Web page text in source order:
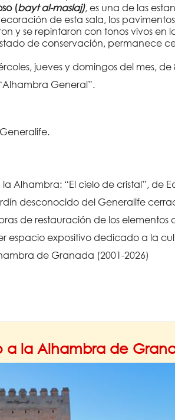
(bayt al-maslaj), es una de las
de esta sala, los
y se repintaron con tonos vivos
de conservación, permanece
jueves y domingos del mes, de
General”.
Alhambra: “El cielo de cristal”, de
desconocido del Generalife
de restauración de los elementos
espacio expositivo dedicado a la
de Granada (2001-2026)
a la Alhambra de